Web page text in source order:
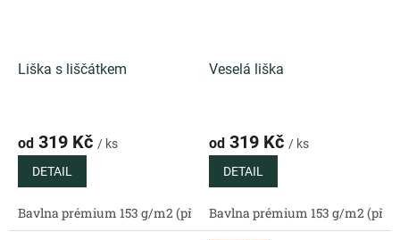
Liška s liščátkem
od 319 Kč / ks
DETAIL
Bavlna prémium 153 g/m2 (přírodní) Bavlněný satén 130 g/
Veselá liška
od 319 Kč / ks
DETAIL
Bavlna prémium 153 g/m2